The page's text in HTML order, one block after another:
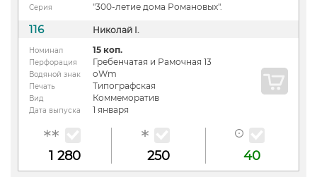
Серия "300-летие дома Романовых".
116 Николай I.
Номинал 15 коп.
Перфорация Гребенчатая и Рамочная 13
Водяной знак oWm
Печать Типографская
Вид Коммеморатив
Дата выпуска 1 января
1 280 250 40